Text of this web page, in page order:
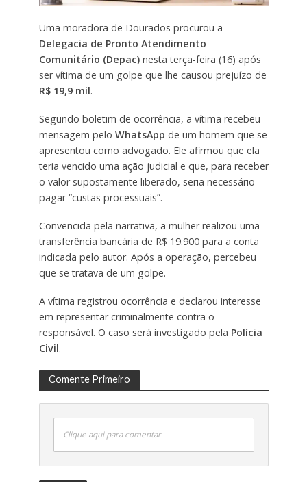
Uma moradora de Dourados procurou a
Delegacia de Pronto Atendimento
Comunitário (Depac)nesta terça-feira (16) após
ser vítima de um golpe que lhe causou prejuízo de
R$ 19,9 mil.
Segundo boletim de ocorrência, a vítima recebeu
mensagem pelo WhatsApp de um homem que se
apresentou como advogado. Ele afirmou que ela
teria vencido uma ação judicial e que, para receber
o valor supostamente liberado, seria necessário
pagar “custas processuais”.
Convencida pela narrativa, a mulher realizou uma
transferência bancária de R$ 19.900 para a conta
indicada pelo autor. Após a operação, percebeu
que se tratava de um golpe.
A vítima registrou ocorrência e declarou interesse
em representar criminalmente contra o
responsável. O caso será investigado pela Polícia
Civil.
Comente Primeiro
Clique aqui para comentar